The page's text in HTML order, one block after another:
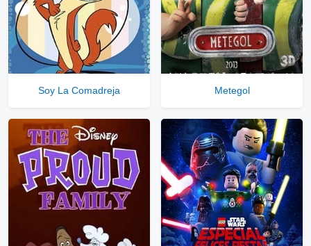
Soy La Comadreja Metegol